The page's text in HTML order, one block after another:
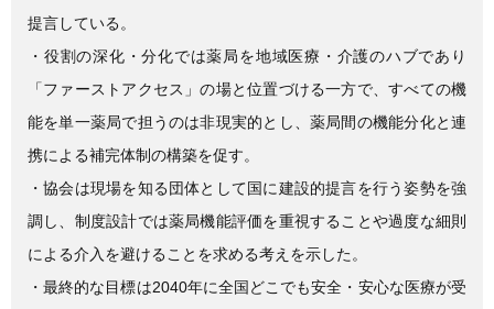
提言している。
・役割の深化・分化では薬局を地域医療・介護のハブであり
「ファーストアクセス」の場と位置づける一方で、すべての機
能を単一薬局で担うのは非現実的とし、薬局間の機能分化と連
携による補完体制の構築を促す。
・協会は現場を知る団体として国に建設的提言を行う姿勢を強
調し、制度設計では薬局機能評価を重視することや過度な細則
による介入を避けることを求める考えを示した。
・最終的な目標は2040年に全国どこでも安全・安心な医療が受